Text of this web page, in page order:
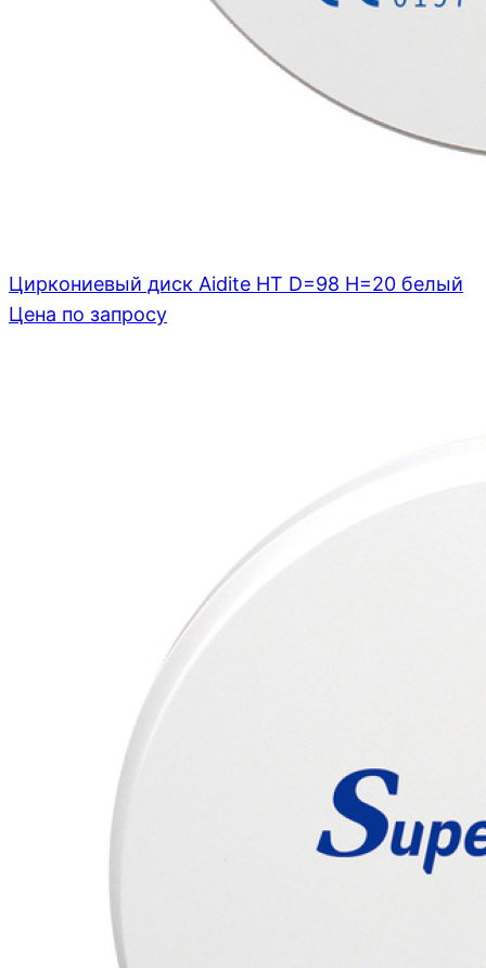
Циркониевый диск Aidite HT D=98 H=20 белый
Цена по запросу